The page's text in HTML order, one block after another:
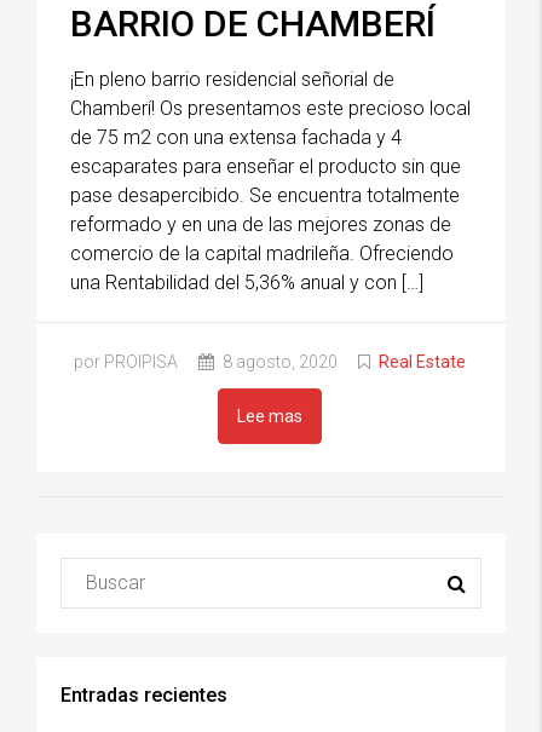
BARRIO DE CHAMBERÍ
¡En pleno barrio residencial señorial de
Chamberí! Os presentamos este precioso local
de 75 m2 con una extensa fachada y 4
escaparates para enseñar el producto sin que
pase desapercibido. Se encuentra totalmente
reformado y en una de las mejores zonas de
comercio de la capital madrileña. Ofreciendo
una Rentabilidad del 5,36% anual y con […]
por PROIPISA 8 agosto, 2020 Real Estate
Lee mas
Entradas recientes